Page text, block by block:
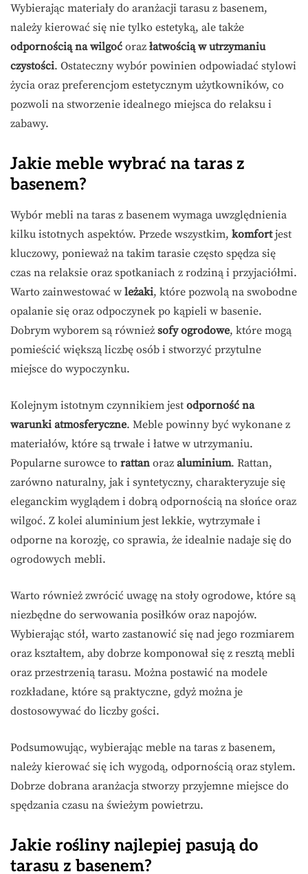
Wybierając materiały do aranżacji tarasu z basenem,
należy kierować się nie tylko estetyką, ale także
odpornością na wilgoć oraz łatwością w utrzymaniu
czystości. Ostateczny wybór powinien odpowiadać stylowi
życia oraz preferencjom estetycznym użytkowników, co
pozwoli na stworzenie idealnego miejsca do relaksu i
zabawy.
Jakie meble wybrać na taras z
basenem?
Wybór mebli na taras z basenem wymaga uwzględnienia
kilku istotnych aspektów. Przede wszystkim, komfortjest
kluczowy, ponieważ na takim tarasie często spędza się
czas na relaksie oraz spotkaniach z rodziną i przyjaciółmi.
Warto zainwestować w leżaki, które pozwolą na swobodne
opalanie się oraz odpoczynek po kąpieli w basenie.
Dobrym wyborem są również sofy ogrodowe, które mogą
pomieścić większą liczbę osób i stworzyć przytulne
miejsce do wypoczynku.
Kolejnym istotnym czynnikiem jest odporność na
warunki atmosferyczne. Meble powinny być wykonane z
materiałów, które są trwałe i łatwe w utrzymaniu.
Popularne surowce to rattan oraz aluminium. Rattan,
zarówno naturalny, jak i syntetyczny, charakteryzuje się
eleganckim wyglądem i dobrą odpornością na słońce oraz
wilgoć. Z kolei aluminium jest lekkie, wytrzymałe i
odporne na korozję, co sprawia, że idealnie nadaje się do
ogrodowych mebli.
Warto również zwrócić uwagę na stoły ogrodowe, które są
niezbędne do serwowania posiłków oraz napojów.
Wybierając stół, warto zastanowić się nad jego rozmiarem
oraz kształtem, aby dobrze komponował się z resztą mebli
oraz przestrzenią tarasu. Można postawić na modele
rozkładane, które są praktyczne, gdyż można je
dostosowywać do liczby gości.
Podsumowując, wybierając meble na taras z basenem,
należy kierować się ich wygodą, odpornością oraz stylem.
Dobrze dobrana aranżacja stworzy przyjemne miejsce do
spędzania czasu na świeżym powietrzu.
Jakie rośliny najlepiej pasują do
tarasu z basenem?